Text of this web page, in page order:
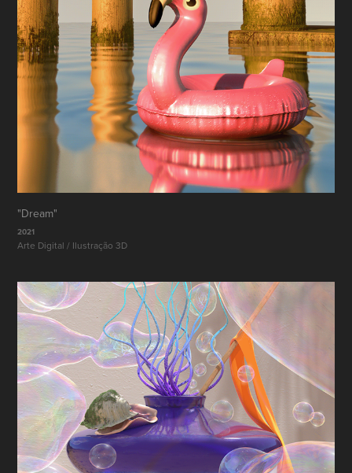
"Dream"
2021
Arte Digital / Ilustração 3D